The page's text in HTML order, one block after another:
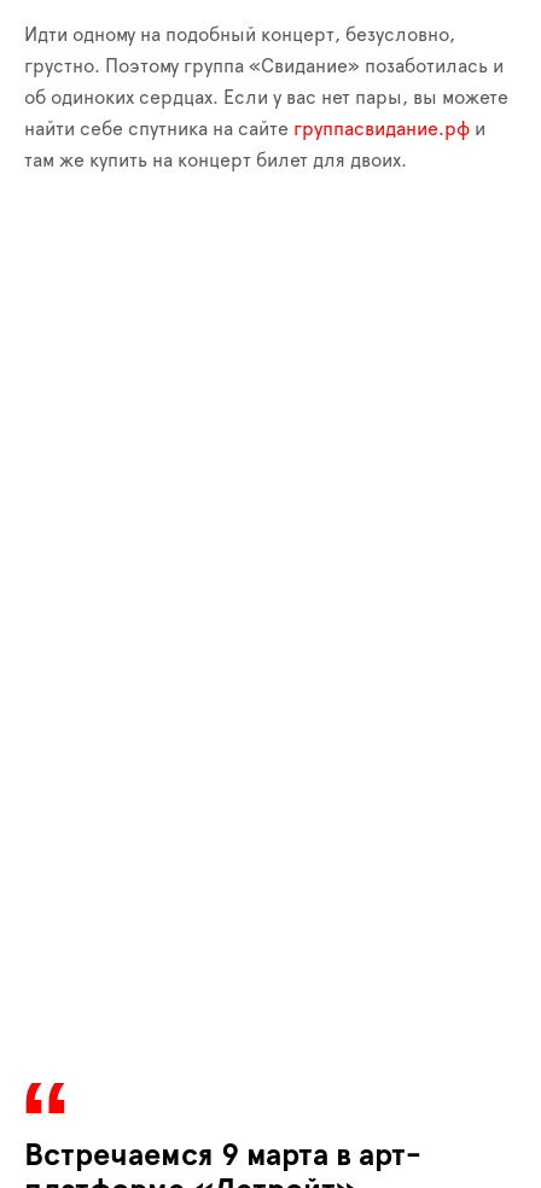
Идти одному на подобный концерт, безусловно,
грустно. Поэтому группа «Свидание» позаботилась и
об одиноких сердцах. Если у вас нет пары, вы можете
найти себе спутника на сайте группасвидание.рф и
там же купить на концерт билет для двоих.
Встречаемся 9 марта в арт-